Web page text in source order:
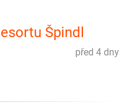
Špindl
před 4 dny